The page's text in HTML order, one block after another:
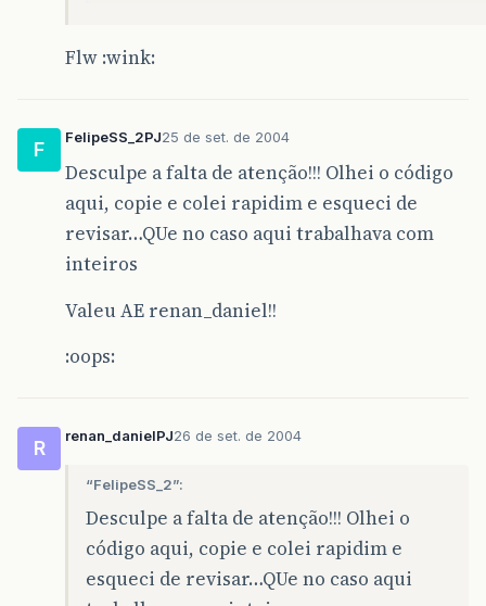
Flw :wink:
F
FelipeSS_2PJ25 de set. de 2004
Desculpe a falta de atenção!!! Olhei o código
aqui, copie e colei rapidim e esqueci de
revisar…QUe no caso aqui trabalhava com
inteiros
Valeu AE renan_daniel!!
:oops:
R
renan_danielPJ26 de set. de 2004
“FelipeSS_2”:
Desculpe a falta de atenção!!! Olhei o
código aqui, copie e colei rapidim e
esqueci de revisar…QUe no caso aqui